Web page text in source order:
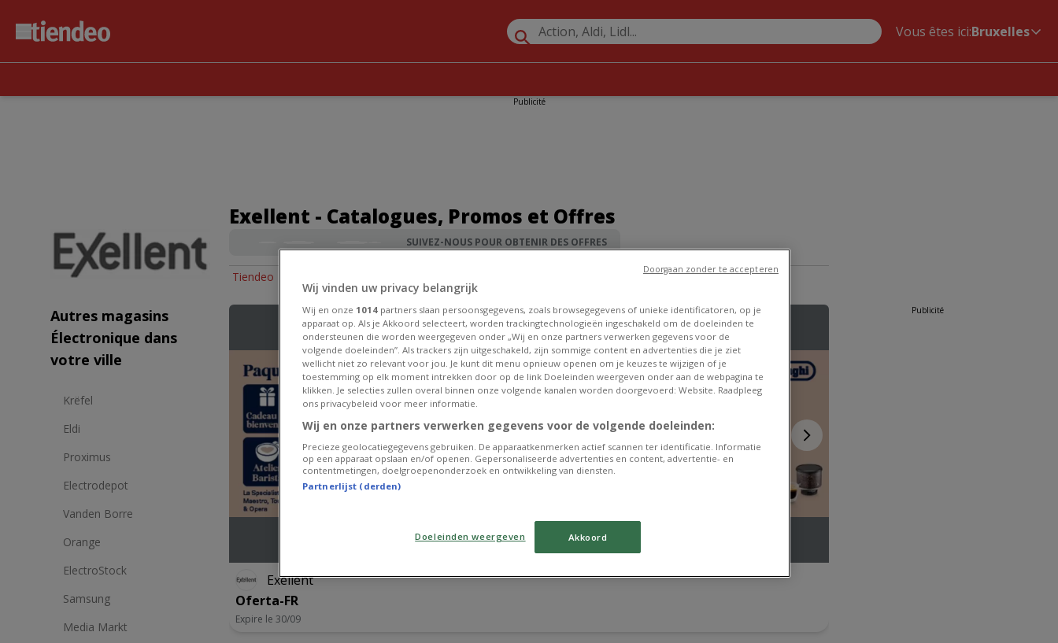
Vous êtes ici:Bruxelles
Publicité
Exellent - Catalogues, Promos et Offres
SUIVEZ-NOUS POUR OBTENIR DES OFFRES
Tiendeo
Autres magasins
Électronique dans
votre ville
Krëfel
Eldi
Proximus
Electrodepot
Vanden Borre
Orange
ElectroStock
Samsung
Media Markt
Exellent
Oferta-FR
Expire le 30/09
Publicité
Wij vinden uw privacy belangrijk
Wij en onze 1014 partners slaan persoonsgegevens, zoals browsegegevens of unieke identificatoren, op je
apparaat op. Als je Akkoord selecteert, worden trackingtechnologieën ingeschakeld om de doeleinden te
ondersteunen die worden weergegeven onder „Wij en onze partners verwerken gegevens voor de
volgende doeleinden”. Als trackers zijn uitgeschakeld, zijn sommige content en advertenties die je ziet
wellicht niet zo relevant voor jou. Je kunt dit menu opnieuw openen om je keuzes te wijzigen of je
toestemming op elk moment intrekken door op de link Doeleinden weergeven onder aan de webpagina te
klikken. Je selecties zullen overal binnen onze volgende kanalen worden doorgevoerd: Website. Raadpleeg
ons privacybeleid voor meer informatie.
Wij en onze partners verwerken gegevens voor de volgende doeleinden:
Precieze geolocatiegegevens gebruiken. De apparaatkenmerken actief scannen ter identificatie. Informatie
op een apparaat opslaan en/of openen. Gepersonaliseerde advertenties en content, advertentie- en
contentmetingen, doelgroepenonderzoek en ontwikkeling van diensten.
Partnerlijst (derden)
Doeleinden weergeven Akkoord
Doorgaan zonder te accepteren